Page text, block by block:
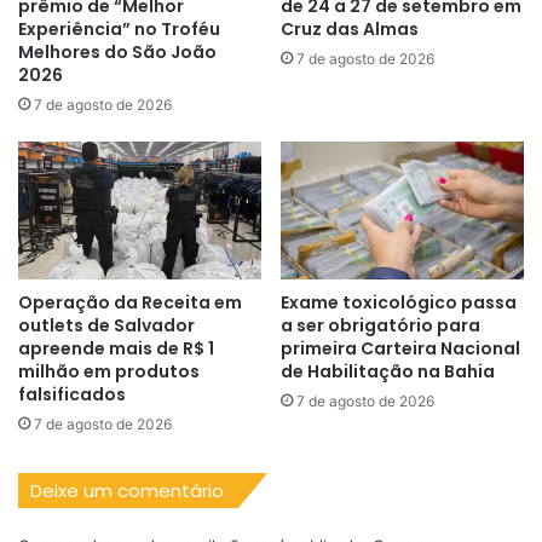
prêmio de “Melhor
Experiência” no Troféu
Melhores do São João
2026
7 de agosto de 2026
de 24 a 27 de setembro em
Cruz das Almas
7 de agosto de 2026
Operação da Receita em
outlets de Salvador
apreende mais de R$ 1
milhão em produtos
falsificados
7 de agosto de 2026
Exame toxicológico passa
a ser obrigatório para
primeira Carteira Nacional
de Habilitação na Bahia
7 de agosto de 2026
Deixe um comentário